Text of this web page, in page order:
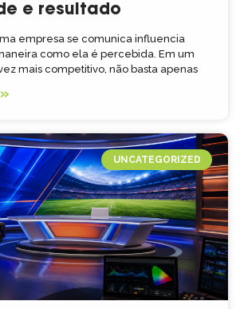
e resultado
empresa se comunica influencia
como ela é percebida. Em um
mais competitivo, não basta apenas
UNCATEGORIZED